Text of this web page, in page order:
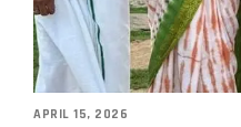
APRIL 15, 2026